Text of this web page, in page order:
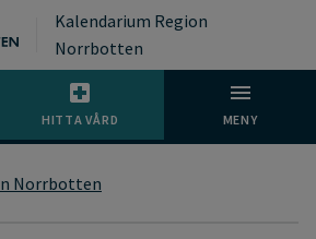
Kalendarium Region
Norrbotten
HITTA VÅRD MENY
Norrbotten